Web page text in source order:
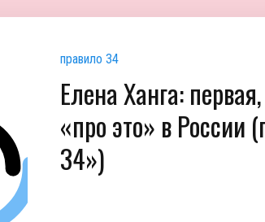
правило 34
Елена Ханга:
«про это» в России
34»)